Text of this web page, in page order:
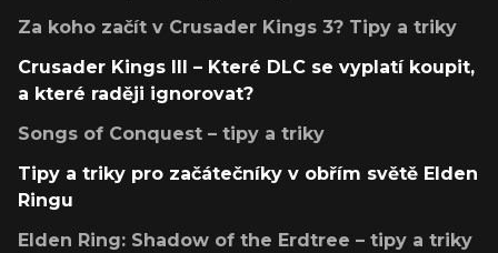
Za koho začít v Crusader Kings 3? Tipy a triky
Crusader Kings III – Které DLC se vyplatí koupit,
a které raději ignorovat?
Songs of Conquest – tipy a triky
Tipy a triky pro začátečníky v obřím světě Elden
Ringu
Elden Ring: Shadow of the Erdtree – tipy a triky